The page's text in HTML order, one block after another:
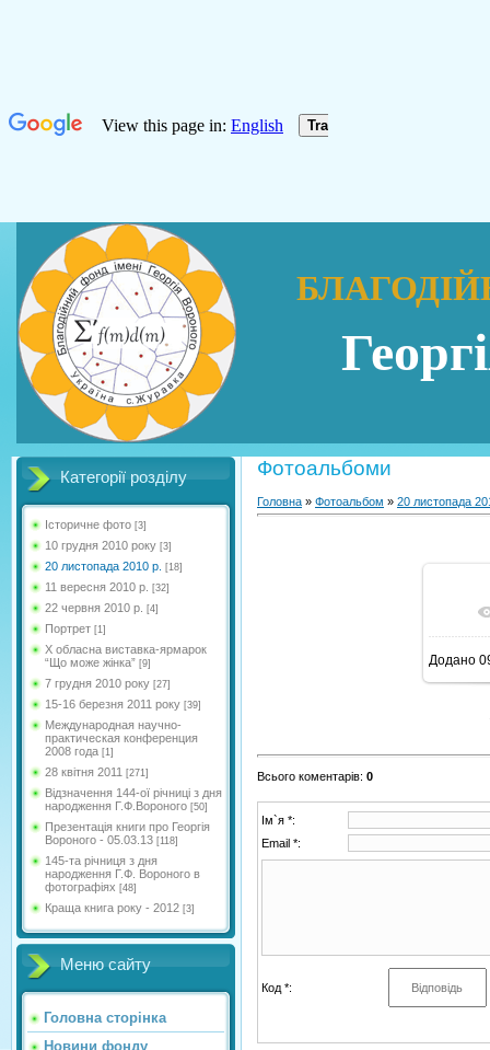
Категорії розділу
Історичне фото [3]
10 грудня 2010 року [3]
20 листопада 2010 р. [18]
11 вересня 2010 р. [32]
22 червня 2010 р. [4]
Портрет [1]
Х обласна виставка-ярмарок
“Що може жінка” [9]
7 грудня 2010 року [27]
15-16 березня 2011 року [39]
Международная научно-
практическая конференция
2008 года [1]
28 квітня 2011 [271]
Відзначення 144-ої річниці з дня
народження Г.Ф.Вороного [50]
Презентація книги про Георгія
Вороного - 05.03.13 [118]
145-та річниця з дня
народження Г.Ф. Вороного в
фотографіях [48]
Краща книга року - 2012 [3]
Меню сайту
Головна сторінка
Новини фонду
Фотоальбоми
Головна » Фотоальбом » 20 листопада
Додано
Всього коментарів: 0
Ім`я *:
Email *:
Код *: